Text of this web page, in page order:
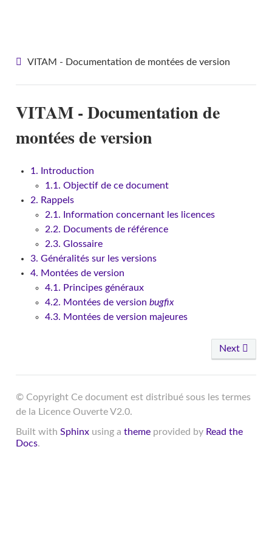
VITAM - Documentation de montées de version
VITAM - Documentation de
montées de version
1. Introduction
1.1. Objectif de ce document
2. Rappels
2.1. Information concernant les licences
2.2. Documents de référence
2.3. Glossaire
3. Généralités sur les versions
4. Montées de version
4.1. Principes généraux
4.2. Montées de version bugfix
4.3. Montées de version majeures
Next
© Copyright Ce document est distribué sous les termes
de la Licence Ouverte V2.0.
Built with Sphinxusing a themeprovided by Read the
Docs.